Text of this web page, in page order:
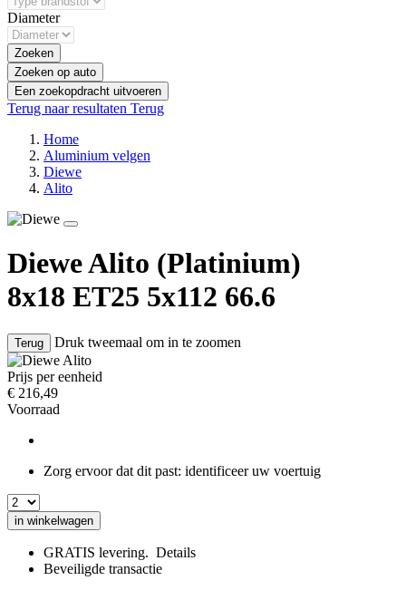
Diameter
Zoeken
Zoeken op auto
Een zoekopdracht uitvoeren
Terug naar resultaten Terug
Home
Aluminium velgen
Diewe
Alito
Diewe Alito (Platinium)
8x18 ET25 5x112 66.6
Terug Druk tweemaal om in te zoomen
Prijs per eenheid
€ 216,49
Voorraad
Zorg ervoor dat dit past: identificeer uw voertuig
in winkelwagen
GRATIS levering. Details
Beveiligde transactie